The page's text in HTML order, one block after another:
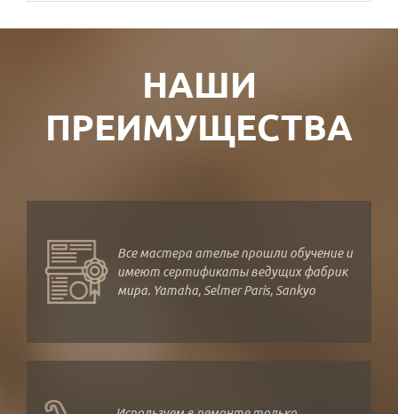
НАШИ
ПРЕИМУЩЕСТВА
Все мастера ателье прошли обучение и
имеют сертификаты ведущих фабрик
мира. Yamaha, Selmer Paris, Sankyo